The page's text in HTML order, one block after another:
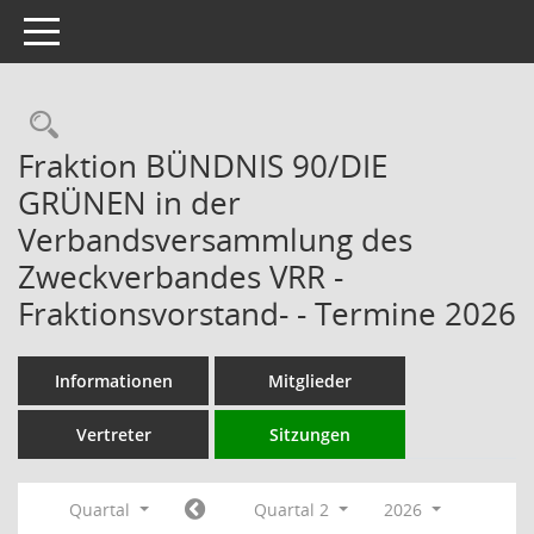
Toggle navigation
Rechercheauswahl
Fraktion BÜNDNIS 90/DIE
GRÜNEN in der
Verbandsversammlung des
Zweckverbandes VRR -
Fraktionsvorstand- - Termine 2026
Informationen Mitglieder
Vertreter Sitzungen
Quartal Quartal 2
2026